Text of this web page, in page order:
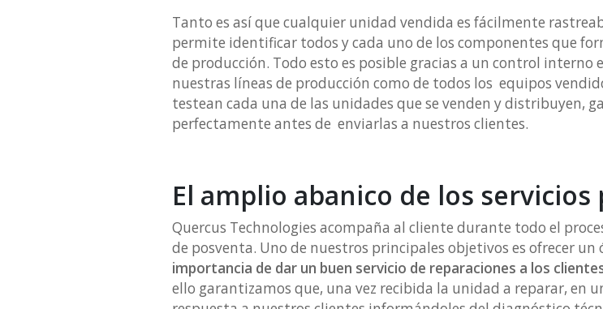
Tanto es así que cualquier unidad vendida es fácilmente
permite identificar todos y cada uno de los componentes que
de producción. Todo esto es posible gracias a un control
nuestras líneas de producción como de todos los equipos
testean cada una de las unidades que se venden y distribuyen,
perfectamente antes de enviarlas a nuestros clientes.
El amplio abanico de los servicios
Quercus Technologies acompaña al cliente durante todo el
de posventa. Uno de nuestros principales objetivos es ofrecer un
importancia de dar un buen servicio de reparaciones a los
ello garantizamos que, una vez recibida la unidad a reparar, en